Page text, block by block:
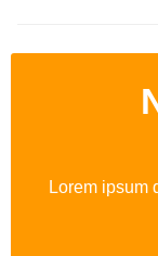
Lorem ipsum